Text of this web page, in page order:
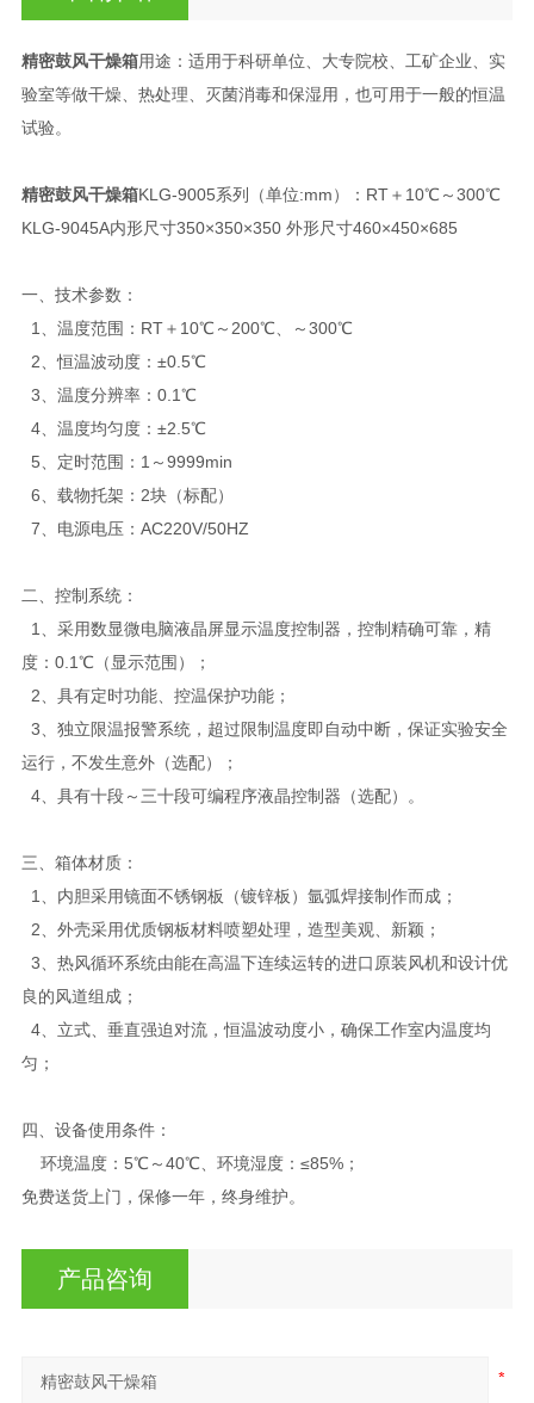
精密鼓风干燥箱用途：适用于科研单位、大专院校、工矿企业、实
验室等做干燥、热处理、灭菌消毒和保湿用，也可用于一般的恒温
试验。
精密鼓风干燥箱KLG-9005系列（单位:mm）：RT＋10℃～300℃
KLG-9045A内形尺寸350×350×350 外形尺寸460×450×685
一、技术参数：
1、温度范围：RT＋10℃～200℃、～300℃
2、恒温波动度：±0.5℃
3、温度分辨率：0.1℃
4、温度均匀度：±2.5℃
5、定时范围：1～9999min
6、载物托架：2块（标配）
7、电源电压：AC220V/50HZ
二、控制系统：
1、采用数显微电脑液晶屏显示温度控制器，控制精确可靠，精
度：0.1℃（显示范围）；
2、具有定时功能、控温保护功能；
3、独立限温报警系统，超过限制温度即自动中断，保证实验安全
运行，不发生意外（选配）；
4、具有十段～三十段可编程序液晶控制器（选配）。
三、箱体材质：
1、内胆采用镜面不锈钢板（镀锌板）氩弧焊接制作而成；
2、外壳采用优质钢板材料喷塑处理，造型美观、新颖；
3、热风循环系统由能在高温下连续运转的进口原装风机和设计优
良的风道组成；
4、立式、垂直强迫对流，恒温波动度小，确保工作室内温度均
匀；
四、 设备使用条件：
环境温度：5℃～40℃、环境湿度：≤85%；
免费送货上门，保修一年，终身维护。
产品咨询